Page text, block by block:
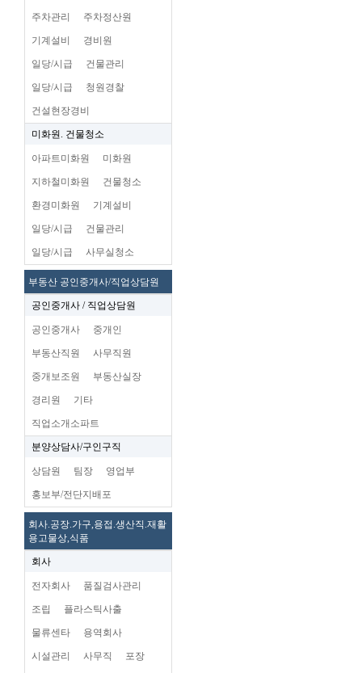
주차관리 주차정산원
기계설비 경비원
일당/시급 건물관리
일당/시급 청원경찰
건설현장경비
미화원. 건물청소
아파트미화원 미화원
지하철미화원 건물청소
환경미화원 기계설비
일당/시급 건물관리
일당/시급 사무실청소
부동산 공인중개사/직업상담원
공인중개사 / 직업상담원
공인중개사 중개인
부동산직원 사무직원
중개보조원 부동산실장
경리원 기타
직업소개소파트
분양상담사/구인구직
상담원 팀장 영업부
홍보부/전단지배포
회사.공장.가구,용접.생산직.재활
용고물상,식품
회사
전자회사 품질검사관리
조립 플라스틱사출
물류센타 용역회사
시설관리 사무직 포장